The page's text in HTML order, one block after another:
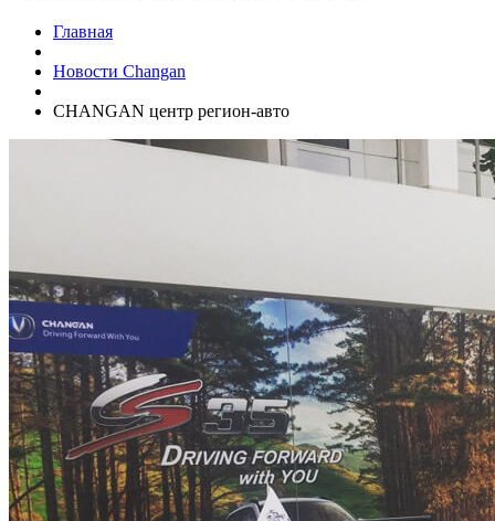
Главная
Новости Changan
CHANGAN центр регион-авто